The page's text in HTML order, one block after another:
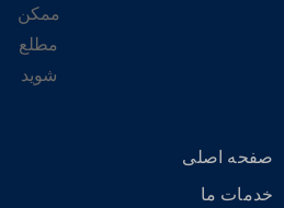
ممکن
مطلع
شوید
صفحه اصلی
خدمات ما